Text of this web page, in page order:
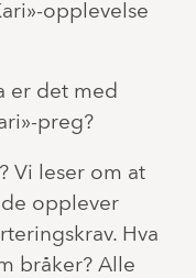
opplevelse
er det med
preg?
Vi leser om at
opplever
Hva
bråker? Alle